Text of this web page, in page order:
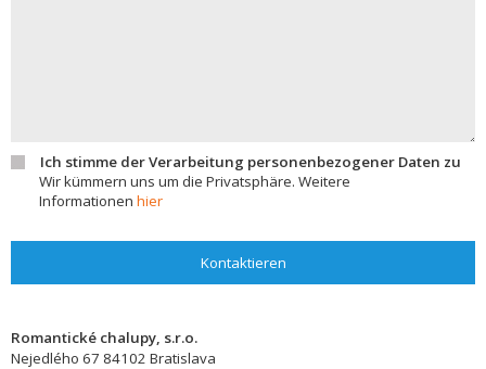
Ich stimme der Verarbeitung personenbezogener Daten zu
Wir kümmern uns um die Privatsphäre. Weitere
Informationen hier
Kontaktieren
Romantické chalupy, s.r.o.
Nejedlého 67 84102 Bratislava